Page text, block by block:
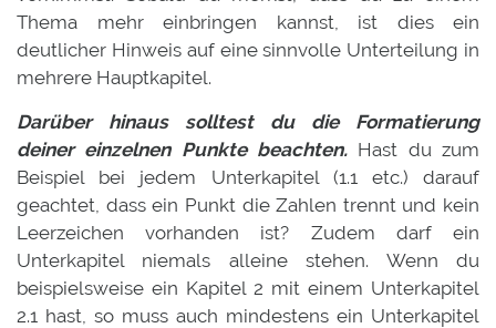
Thema mehr einbringen kannst, ist dies ein
deutlicher Hinweis auf eine sinnvolle Unterteilung in
mehrere Hauptkapitel.
Darüber hinaus solltest du die Formatierung
deiner einzelnen Punkte beachten. Hast du zum
Beispiel bei jedem Unterkapitel (1.1 etc.) darauf
geachtet, dass ein Punkt die Zahlen trennt und kein
Leerzeichen vorhanden ist? Zudem darf ein
Unterkapitel niemals alleine stehen. Wenn du
beispielsweise ein Kapitel 2 mit einem Unterkapitel
2.1 hast, so muss auch mindestens ein Unterkapitel